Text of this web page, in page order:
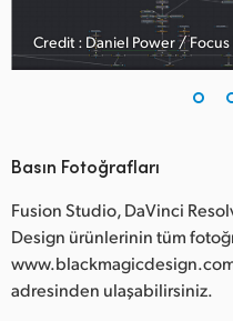
Credit : Daniel Power / Focus
Basın Fotoğrafları
Fusion Studio, DaVinci
Design ürünlerinin tüm
adresinden ulaşabilirsiniz.